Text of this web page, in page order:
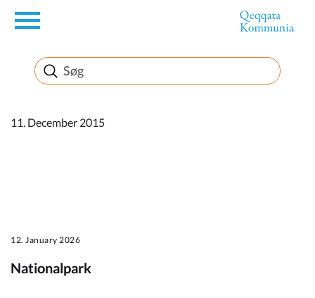
en
Borger
Erhverv
11. December 2015
12. January 2026
Nationalpark